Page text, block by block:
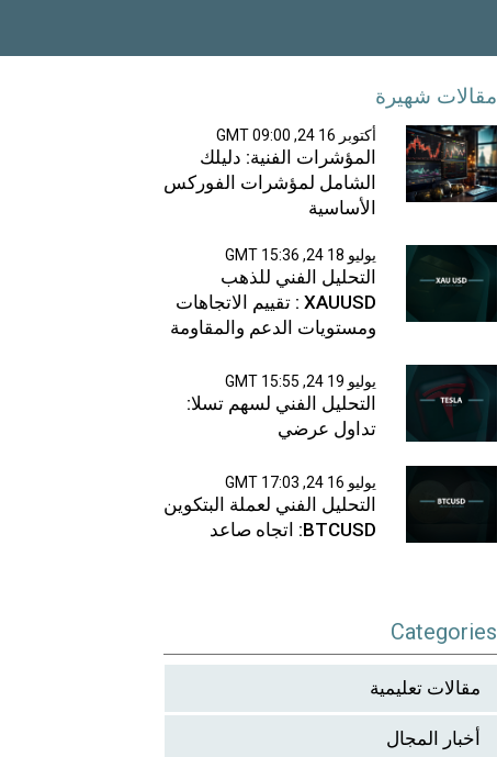
مقالات شهيرة
أكتوبر 16 24, 09:00 GMT
المؤشرات الفنية: دليلك
الشامل لمؤشرات الفوركس
الأساسية
يوليو 18 24, 15:36 GMT
التحليل الفني للذهب
XAUUSD : تقييم الاتجاهات
ومستويات الدعم والمقاومة
يوليو 19 24, 15:55 GMT
التحليل الفني لسهم تسلا:
تداول عرضي
يوليو 16 24, 17:03 GMT
التحليل الفني لعملة البتكوين
BTCUSD: اتجاه صاعد
Categories
مقالات تعليمية
أخبار المجال